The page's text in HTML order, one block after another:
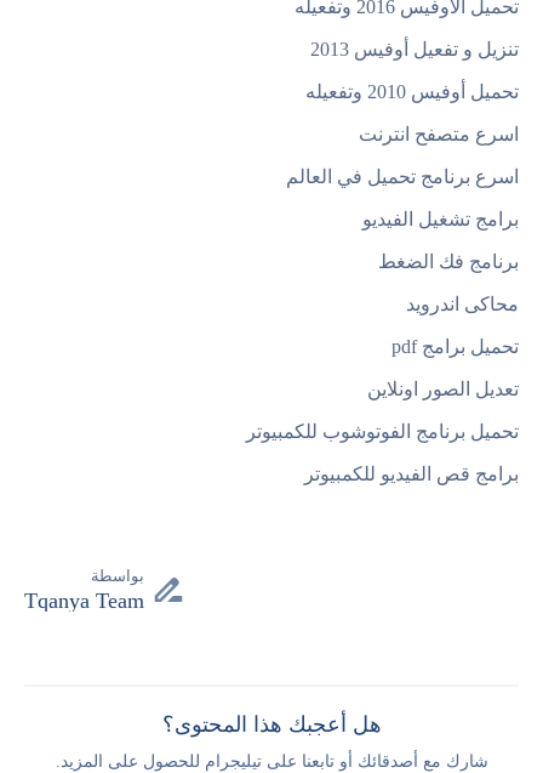
تحميل الاوفيس 2016 وتفعيله
تنزيل و تفعيل أوفيس 2013
تحميل أوفيس 2010 وتفعيله
اسرع متصفح انترنت
اسرع برنامج تحميل في العالم
برامج تشغيل الفيديو
برنامج فك الضغط
محاكى اندرويد
تحميل برامج pdf
تعديل الصور اونلاين
تحميل برنامج الفوتوشوب للكمبيوتر
برامج قص الفيديو للكمبيوتر
بواسطة
Tqanya Team
هل أعجبك هذا المحتوى؟
شارك مع أصدقائك أو تابعنا على تيليجرام للحصول على المزيد.